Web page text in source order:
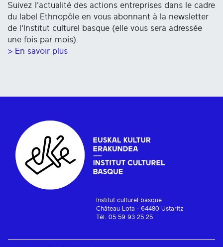
Suivez l'actualité des actions entreprises dans le cadre
du label Ethnopôle en vous abonnant à la newsletter
de l'Institut culturel basque (elle vous sera adressée
une fois par mois).
> En savoir plus
Institut culturel basque
Château Lota - 64480 Ustaritz
Tél. 05 59 93 25 25